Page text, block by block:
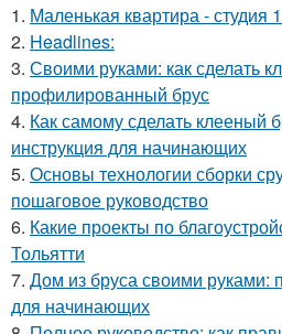
1. Маленькая квартира - студия
2. Headlines:
3. Своими руками: как сделать
профилированный брус
4. Как самому сделать клееный
инструкция для начинающих
5. Основы технологии сборки
пошаговое руководство
6. Какие проекты по
Тольятти
7. Дом из бруса своими руками:
для начинающих